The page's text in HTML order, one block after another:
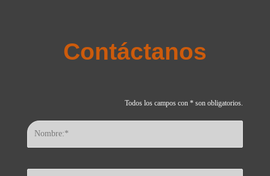
Contáctanos
Todos los campos con * son obligatorios.